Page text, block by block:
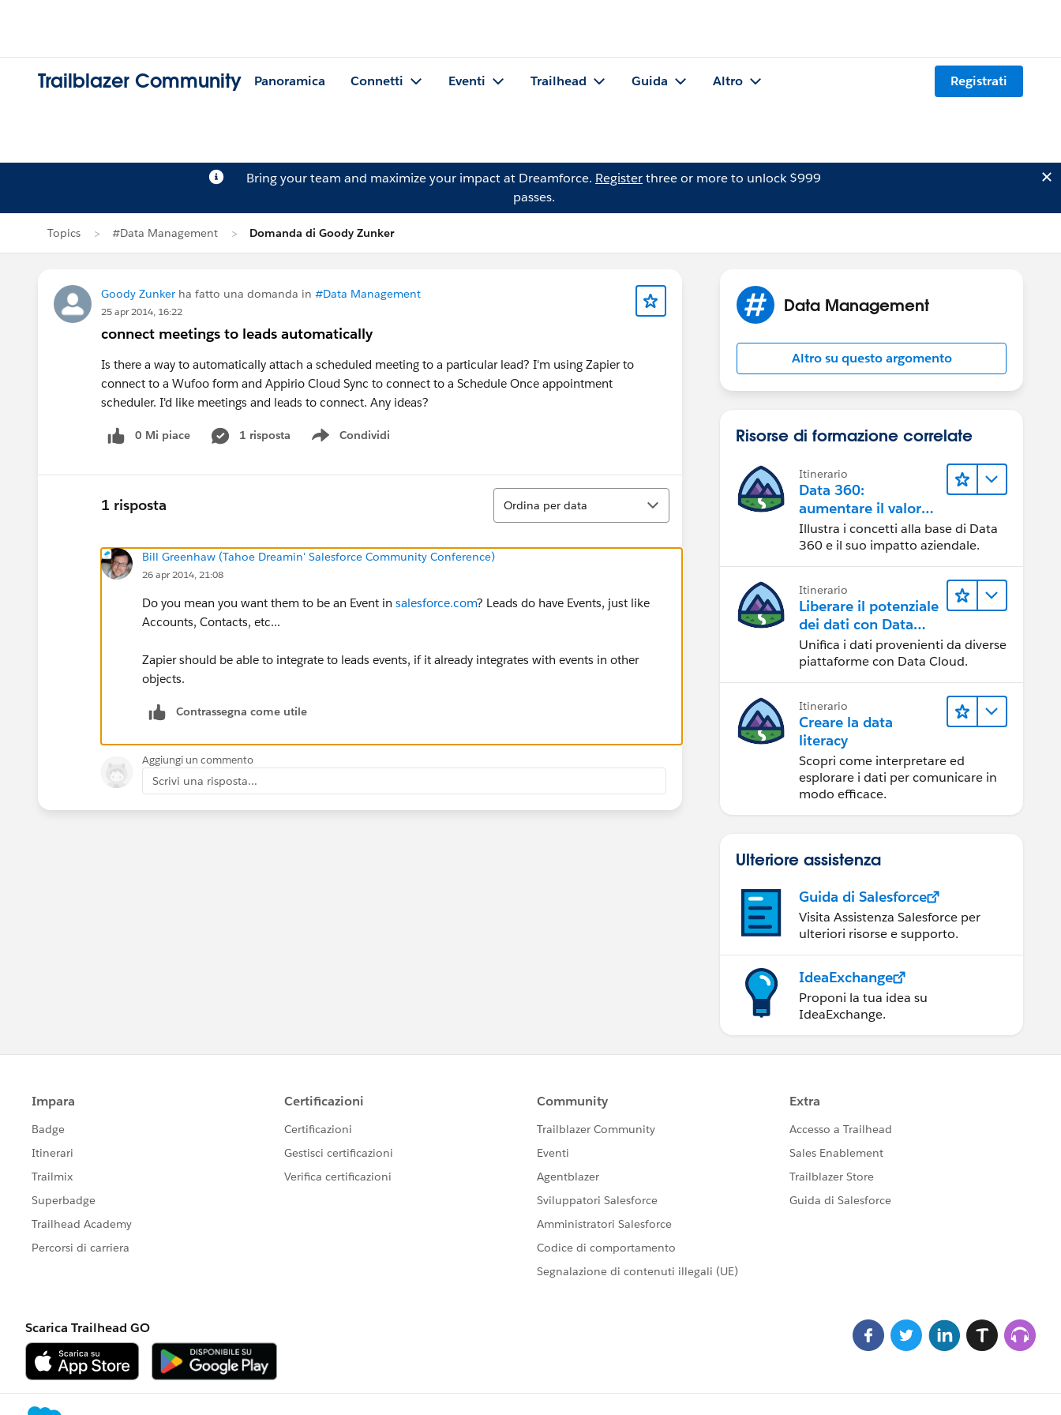
Trailblazer Community Panoramica Connetti Eventi Trailhead Guida Altro Registrati
Bring your team and maximize your impact at Dreamforce. Registerthree or more to unlock $999
passes.
Topics #Data Management Domanda di Goody Zunker
Goody Zunker ha fatto una domanda in #Data Management
25 apr 2014, 16:22
connect meetings to leads automatically
Is there a way to automatically attach a scheduled meeting to a particular lead? I'm using Zapier to
connect to a Wufoo form and Appirio Cloud Sync to connect to a Schedule Once appointment
scheduler. I'd like meetings and leads to connect. Any ideas?
0 Mi piace 1 risposta Condividi
Show menu
1 risposta
Ordina
Ordina per data
Bill Greenhaw (Tahoe Dreamin' Salesforce Community Conference)
26 apr 2014, 21:08
Do you mean you want them to be an Event in salesforce.com? Leads do have Events, just like
Accounts, Contacts, etc...
Zapier should be able to integrate to leads events, if it already integrates with events in other
objects.
Contrassegna come utile
Aggiungi un commento
Scrivi una risposta...
Data Management
Altro su questo argomento
Risorse di formazione correlate
Itinerario
Data 360:
aumentare il valore
dei dati
Illustra i concetti alla base di Data
360 e il suo impatto aziendale.
Itinerario
Liberare il potenziale
dei dati con Data
Cloud
Unifica i dati provenienti da diverse
piattaforme con Data Cloud.
Itinerario
Creare la data
literacy
Scopri come interpretare ed
esplorare i dati per comunicare in
modo efficace.
Ulteriore assistenza
Guida di Salesforce
Visita Assistenza Salesforce per
ulteriori risorse e supporto.
IdeaExchange
Proponi la tua idea su
IdeaExchange.